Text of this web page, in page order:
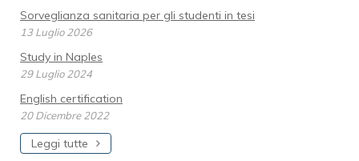
Sorveglianza sanitaria per gli studenti in tesi
13 Luglio 2026
Study in Naples
29 Luglio 2024
English certification
20 Dicembre 2022
Leggi tutte